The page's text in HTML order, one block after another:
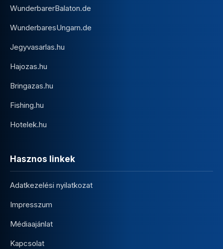
WunderbarerBalaton.de
WunderbaresUngarn.de
Jegyvasarlas.hu
Hajozas.hu
Bringazas.hu
Fishing.hu
Hotelek.hu
Hasznos linkek
Adatkezelési nyilatkozat
Impresszum
Médiaajánlat
Kapcsolat